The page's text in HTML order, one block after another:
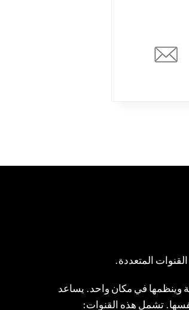
المتعددة.
وينظمها في مكان واحد. يساعد
نفسها. تشمل هذه القنوات: